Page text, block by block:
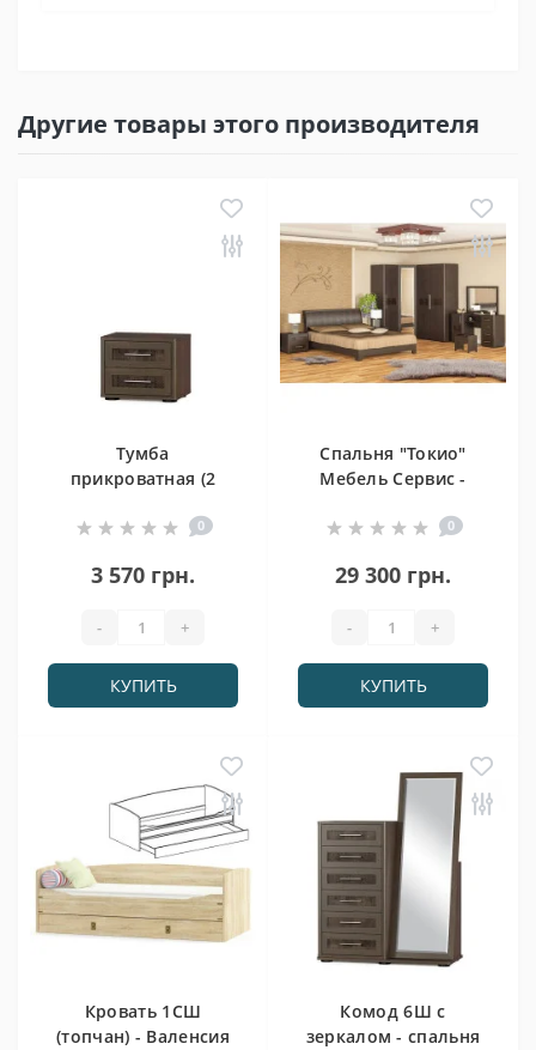
Другие товары этого производителя
Тумба
прикроватная (2
Токио
0
3 570 грн.
- +
КУПИТЬ
Спальня "Токио"
Мебель Сервис -
0
29 300 грн.
- +
КУПИТЬ
Кровать 1СШ
(топчан) - Валенсия
Комод 6Ш с
зеркалом - спальня